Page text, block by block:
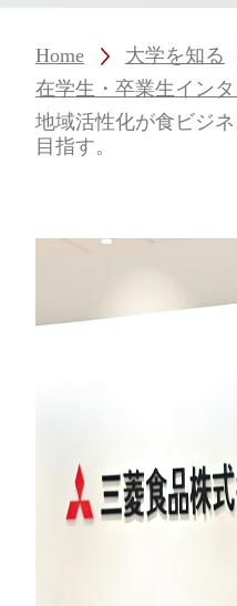
Home
大学を知る
在学生・卒業生イン
地域活性化が食ビジ
目指す。